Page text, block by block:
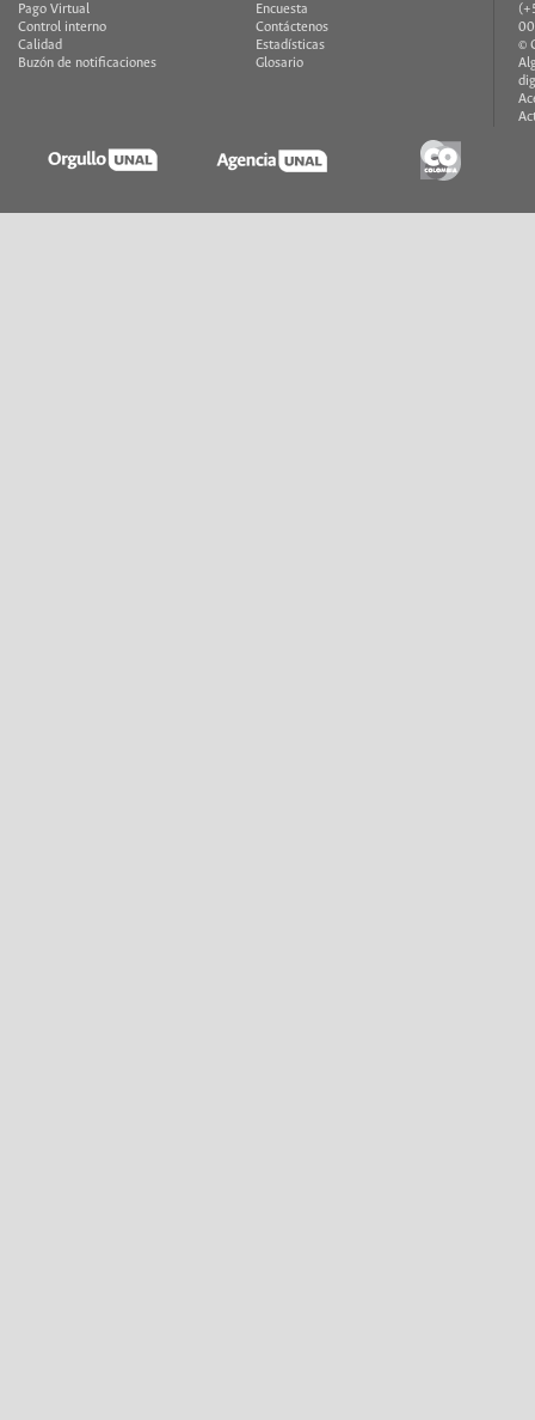
Pago Virtual
Control interno
Calidad
Buzón de notificaciones
Encuesta
Contáctenos
Estadísticas
Glosario
©